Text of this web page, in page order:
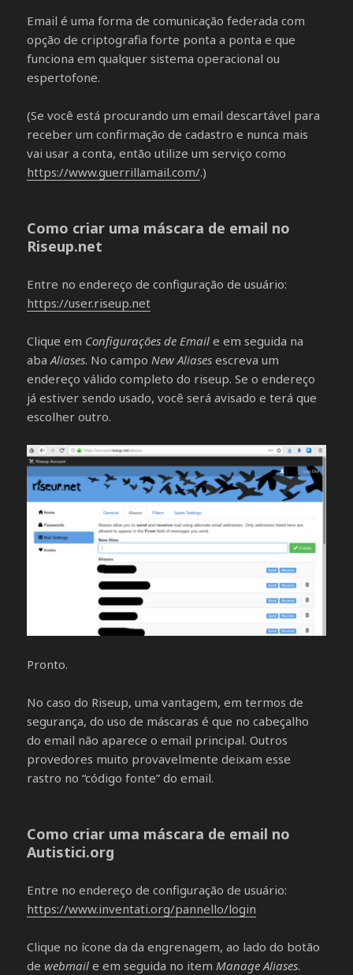
Email é uma forma de comunicação federada com
opção de criptografia forte ponta a ponta e que
funciona em qualquer sistema operacional ou
espertofone.
(Se você está procurando um email descartável para
receber um confirmação de cadastro e nunca mais
vai usar a conta, então utilize um serviço como
https://www.guerrillamail.com/.)
Como criar uma máscara de email no
Riseup.net
Entre no endereço de configuração de usuário:
https://user.riseup.net
Clique em Configurações de Email e em seguida na
abaAliases. No campo New Aliases escreva um
endereço válido completo do riseup. Se o endereço
já estiver sendo usado, você será avisado e terá que
escolher outro.
Pronto.
No caso do Riseup, uma vantagem, em termos de
segurança, do uso de máscaras é que no cabeçalho
do email não aparece o email principal. Outros
provedores muito provavelmente deixam esse
rastro no “código fonte” do email.
Como criar uma máscara de email no
Autistici.org
Entre no endereço de configuração de usuário:
https://www.inventati.org/pannello/login
Clique no ícone da da engrenagem, ao lado do botão
de webmail e em seguida no itemManage Aliases.